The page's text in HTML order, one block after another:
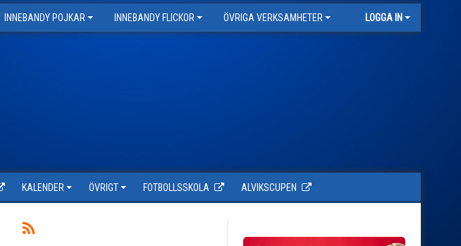
INNEBANDY POJKAR INNEBANDY FLICKOR ÖVRIGA VERKSAMHETER LOGGA IN
KALENDER ÖVRIGT FOTBOLLSSKOLA ALVIKSCUPEN